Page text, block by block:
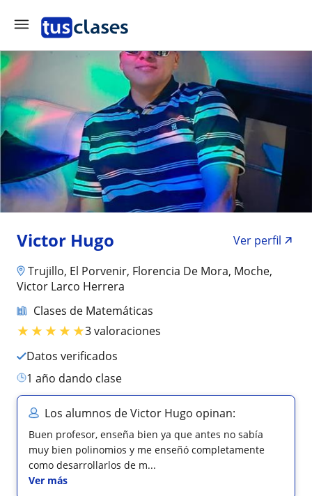
Victor Hugo
Ver perfil
Trujillo, El Porvenir, Florencia De Mora, Moche,
Victor Larco Herrera
Clases de Matemáticas
★★★★★3 valoraciones
Datos verificados
1 año dando clase
Los alumnos de Victor Hugo opinan:
Buen profesor, enseña bien ya que antes no sabía
muy bien polinomios y me enseñó completamente
como desarrollarlos de m...
Ver más